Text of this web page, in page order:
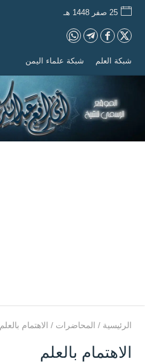
25 صفر 1448 هـ
شبكة العلم شبكة علماء اليمن
الرئيسية / المحاضرات / الاهتمام بالعلم
الاهتمام بالعلم